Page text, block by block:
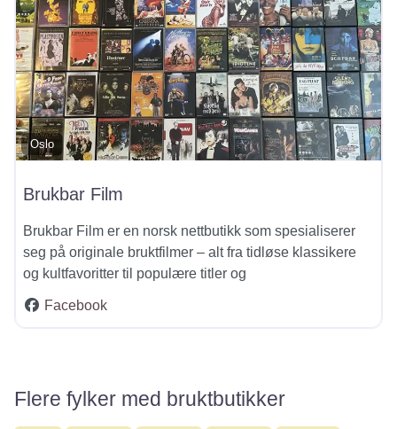
Oslo
Brukbar Film
Brukbar Film er en norsk nettbutikk som spesialiserer
seg på originale bruktfilmer – alt fra tidløse klassikere
og kultfavoritter til populære titler og
Facebook
Flere fylker med bruktbutikker